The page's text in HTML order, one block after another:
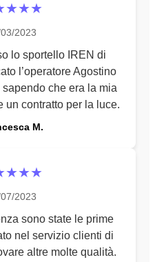
2023
lo sportello IREN di
l’operatore Agostino
che era la mia
un contratto per la luce.
M.
2023
sono state le prime
nel servizio clienti di
altre molte qualità.